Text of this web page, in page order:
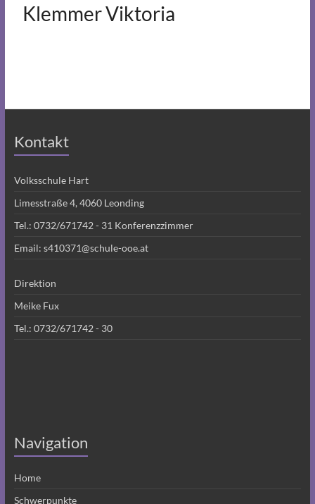
Klemmer Viktoria
Kontakt
Volksschule Hart
Limesstraße 4, 4060 Leonding
Tel.: 0732/671742 - 31 Konferenzzimmer
Email: s410371@schule-ooe.at
Direktion
Meike Fux
Tel.: 0732/671742 - 30
Navigation
Home
Schwerpunkte